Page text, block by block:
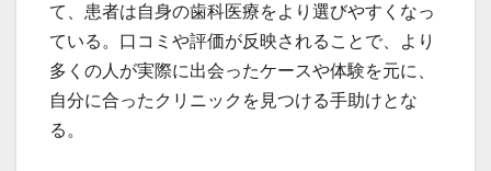
て、患者は自身の歯科医療をより選びやすくなっ
ている。口コミや評価が反映されることで、より
多くの人が実際に出会ったケースや体験を元に、
自分に合ったクリニックを見つける手助けとな
る。